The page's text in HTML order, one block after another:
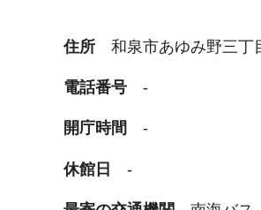
住所 和泉市あゆみ野三丁
電話番号 -
開庁時間 -
休館日 -